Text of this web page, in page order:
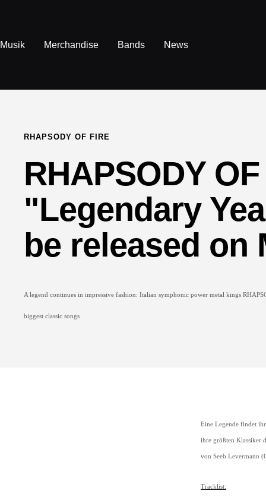
Inhalt
Musik Merchandise Bands News
RHAPSODY OF FIRE
RHAPSODY
"Legendary
be released on
A legend continues in impressive fashion: Italian symphonic power metal kings
biggest classic songs
Eine Legende findet
ihre größten Klassiker
von Seeb Levermann
Tracklist: